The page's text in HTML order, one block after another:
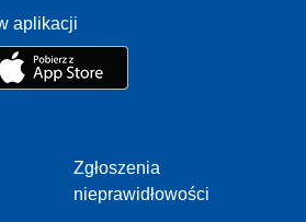
aplikacji
Zgłoszenia
nieprawidłowości